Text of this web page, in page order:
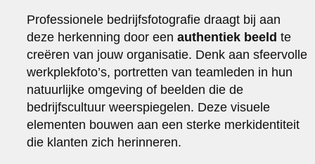
Professionele bedrijfsfotografie draagt bij aan
deze herkenning door eenauthentiek beeld te
creëren van jouw organisatie. Denk aan sfeervolle
werkplekfoto’s, portretten van teamleden in hun
natuurlijke omgeving of beelden die de
bedrijfscultuur weerspiegelen. Deze visuele
elementen bouwen aan een sterke merkidentiteit
die klanten zich herinneren.